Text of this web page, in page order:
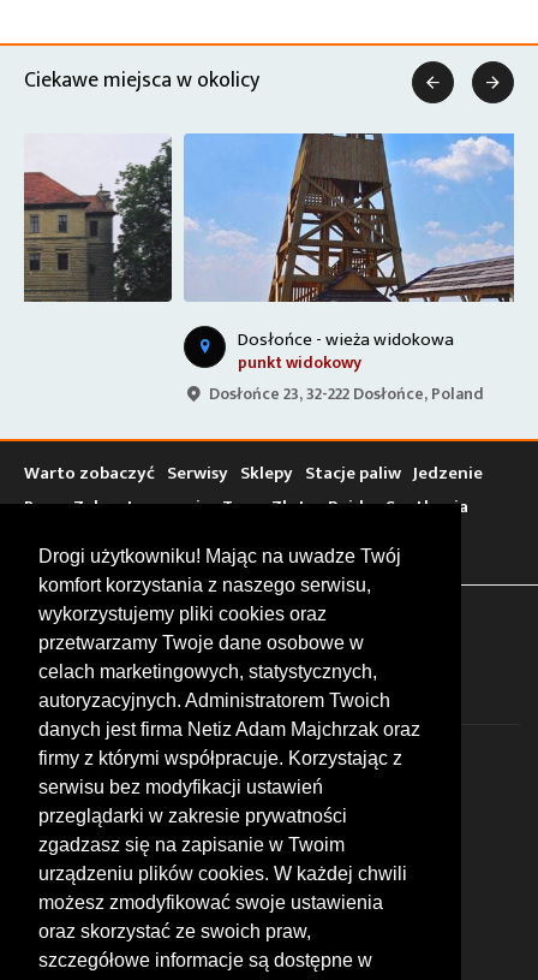
Drogi użytkowniku! Mając na uwadze Twój
komfort korzystania z naszego serwisu,
wykorzystujemy pliki cookies oraz
przetwarzamy Twoje dane osobowe w
celach marketingowych, statystycznych,
autoryzacyjnych. Administratorem Twoich
danych jest firma Netiz Adam Majchrzak oraz
firmy z którymi współpracuje. Korzystając z
serwisu bez modyfikacji ustawień
przeglądarki w zakresie prywatności
zgadzasz się na zapisanie w Twoim
urządzeniu plików cookies. W każdej chwili
możesz zmodyfikować swoje ustawienia
oraz skorzystać ze swoich praw,
szczegółowe informacje są dostępne w
Ciekawe miejsca w okolicy
Dosłońce - wieża widokowa
punkt widokowy
Dosłońce 23, 32-222 Dosłońce, Poland
 
Warto zobaczyć Serwisy Sklepy Stacje paliw Jedzenie
Bary Zakwaterowanie Tory Zloty Rajdy Spotkania
Targi
Giełdy Szkolenia
FOLLOW US
© 2026 by MotoWhizzer.com
All rights reserved.
KONTAKT
ul. Chopina 16, I piętro
47-400 Racibórz